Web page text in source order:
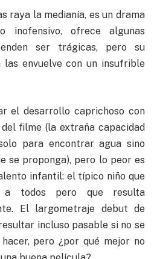
raya la medianía, es un drama
inofensivo, ofrece algunas
ser trágicas, pero su
envuelve con un insufrible
el desarrollo caprichoso con
filme (la extraña capacidad
para encontrar agua sino
se proponga), pero lo peor es
infantil: el típico niño que
a todos pero que resulta
El largometraje debut de
incluso pasable si no se
pero ¿por qué mejor no